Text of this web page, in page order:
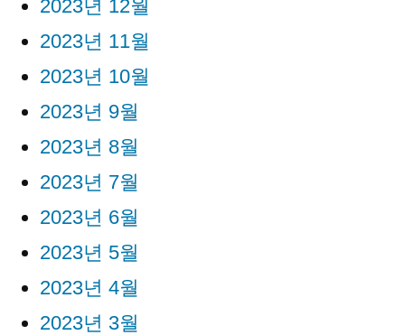
2023년 12월
2023년 11월
2023년 10월
2023년 9월
2023년 8월
2023년 7월
2023년 6월
2023년 5월
2023년 4월
2023년 3월